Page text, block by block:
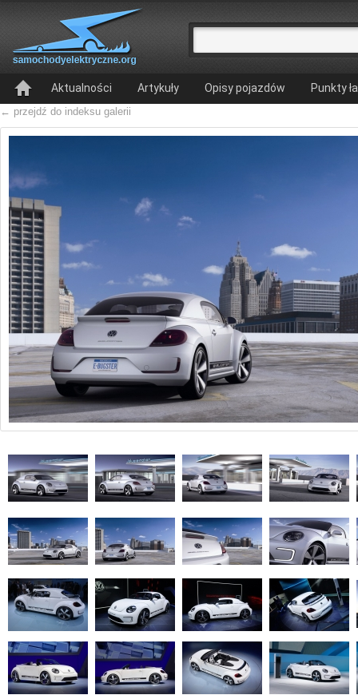
Aktualności Artykuły Opisy pojazdów Punkty
← przejdź do indeksu galerii